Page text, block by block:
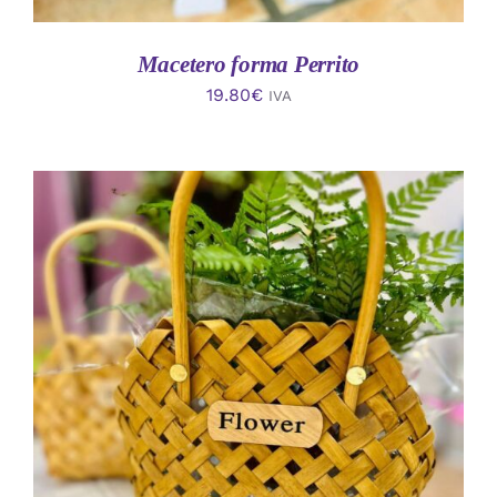
Macetero forma Perrito
19.80€ IVA
AÑADIR AL CARRITO
/
DETALLES